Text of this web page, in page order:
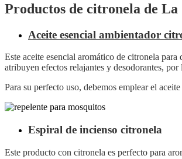
Productos de citronela de La
Aceite esencial ambientador
Este aceite esencial aromático de citronela
atribuyen efectos relajantes y desodorantes,
Para su perfecto uso, debemos emplear el
Espiral de incienso citronela
Este producto con citronela es perfecto para